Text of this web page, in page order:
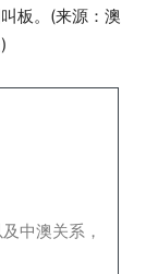
板。(来源：澳
中澳关系，